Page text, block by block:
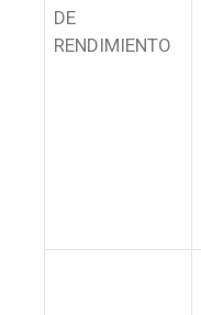
DE
RENDIMIENTO